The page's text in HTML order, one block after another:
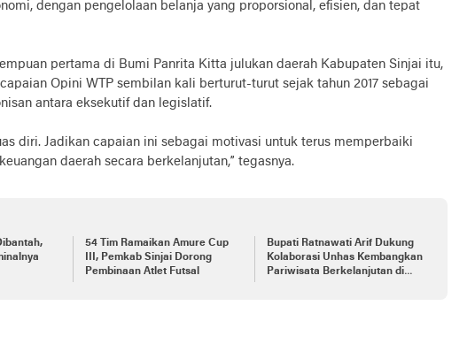
dengan pengelolaan belanja yang proporsional, efisien, dan tepat
pertama di Bumi Panrita Kitta julukan daerah Kabupaten Sinjai itu,
Opini WTP sembilan kali berturut-turut sejak tahun 2017 sebagai
antara eksekutif dan legislatif.
diri. Jadikan capaian ini sebagai motivasi untuk terus memperbaiki
daerah secara berkelanjutan,” tegasnya.
54 Tim Ramaikan Amure Cup
III, Pemkab Sinjai Dorong
Pembinaan Atlet Futsal
Bupati Ratnawati Arif Dukung
Kolaborasi Unhas Kembangkan
Pariwisata Berkelanjutan di